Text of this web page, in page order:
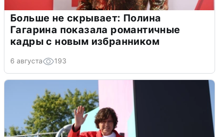
Больше не скрывает: Полина
Гагарина показала романтичные
кадры с новым избранником
6 августа 193